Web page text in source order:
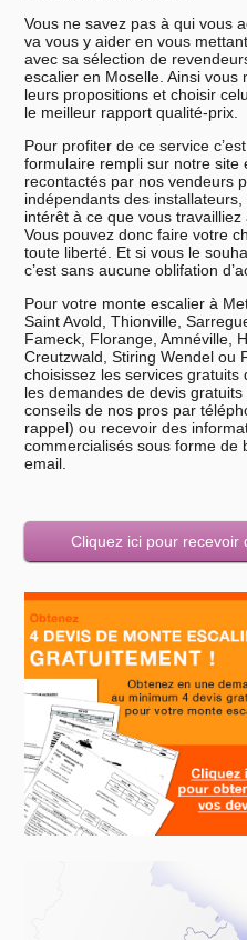
Vous ne savez pas à qui vous
va vous y aider en vous
avec sa sélection de
escalier en Moselle. Ainsi vous
leurs propositions et choisir
le meilleur rapport qualité-prix.
Pour profiter de ce service
formulaire rempli sur notre site
recontactés par nos vendeurs
indépendants des installateurs,
intérêt à ce que vous travailliez
Vous pouvez donc faire votre
toute liberté. Et si vous le
c’est sans aucune oblifation
Pour votre monte escalier à
Saint Avold, Thionville,
Fameck, Florange, Amnéville,
Creutzwald, Stiring Wendel ou
choisissez les services
les demandes de devis
conseils de nos pros par
rappel) ou recevoir des
commercialisés sous forme de
email.
Cliquez ici pour recevoir